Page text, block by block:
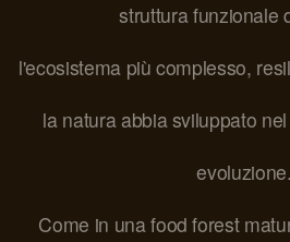
struttura funzionale
l'ecosistema più complesso,
la natura abbia sviluppato
evoluzione.
Come in una food forest